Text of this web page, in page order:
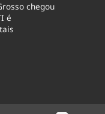
chegou
é